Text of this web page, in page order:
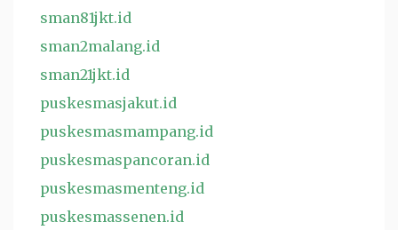
sman81jkt.id
sman2malang.id
sman21jkt.id
puskesmasjakut.id
puskesmasmampang.id
puskesmaspancoran.id
puskesmasmenteng.id
puskesmassenen.id